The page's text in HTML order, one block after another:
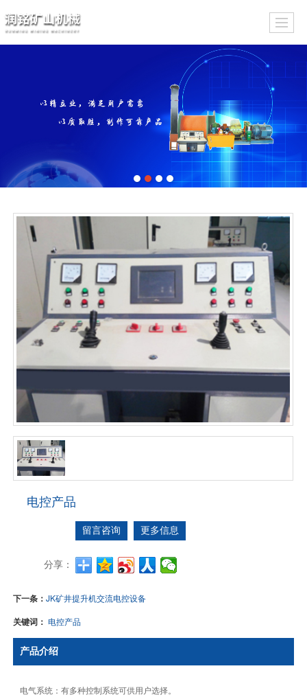
电控产品
留言咨询 更多信息
分享：
下一条：JK矿井提升机交流电控设备
关键词：电控产品
产品介绍
电气系统：有多种控制系统可供用户选择。